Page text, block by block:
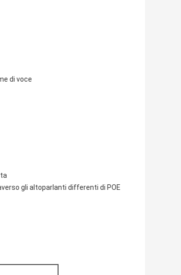
di voce
gli altoparlanti differenti di POE